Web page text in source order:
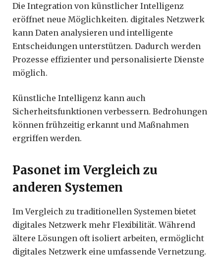
Die Integration von künstlicher Intelligenz
eröffnet neue Möglichkeiten. digitales Netzwerk
kann Daten analysieren und intelligente
Entscheidungen unterstützen. Dadurch werden
Prozesse effizienter und personalisierte Dienste
möglich.
Künstliche Intelligenz kann auch
Sicherheitsfunktionen verbessern. Bedrohungen
können frühzeitig erkannt und Maßnahmen
ergriffen werden.
Pasonet im Vergleich zu
anderen Systemen
Im Vergleich zu traditionellen Systemen bietet
digitales Netzwerk mehr Flexibilität. Während
ältere Lösungen oft isoliert arbeiten, ermöglicht
digitales Netzwerk eine umfassende Vernetzung.